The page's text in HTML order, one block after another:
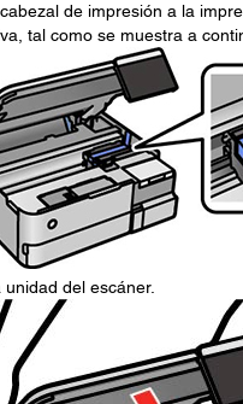
de impresión a la
tal como se muestra a
unidad del escáner.